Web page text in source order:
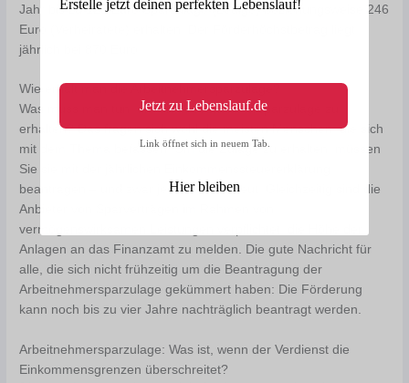
Jahr bis zu 123 Euro Sparzulage (Ledige) beziehungsweise 246
Euro (Verheiratete) erhalten. Der Förderhöchstbetrag liegt
jährlich bei 870 Euro.
Wie erhält man die Arbeitnehmersparzulage?
Was muss man tun, um die Arbeitnehmersparzulage zu
erhalten? Das fragen sich wohl die meisten Menschen, die sich
mit dem Thema befassen. Um die Zulage zu erhalten, müssen
Sie sie mit der jährlichen Einkommenssteuererklärung
beantragen – und zwar jedes Jahr erneut. Gleichzeitig sind die
Anbieter von Sparverträgen im Rahmen von
vermögenswirksamen Leistungen verpflichtet, die Höhe der
Anlagen an das Finanzamt zu melden. Die gute Nachricht für
alle, die sich nicht frühzeitig um die Beantragung der
Arbeitnehmersparzulage gekümmert haben: Die Förderung
kann noch bis zu vier Jahre nachträglich beantragt werden.
Arbeitnehmersparzulage: Was ist, wenn der Verdienst die
Einkommensgrenzen überschreitet?
Link öffnet sich in neuem Tab.
Hier bleiben
Erstelle jetzt deinen perfekten Lebenslauf!
Jetzt zu Lebenslauf.de